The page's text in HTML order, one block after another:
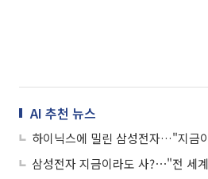
AI 추천 뉴스
하이닉스에 밀린 삼성전자…"지금
삼성전자 지금이라도 사?⋯"전 세